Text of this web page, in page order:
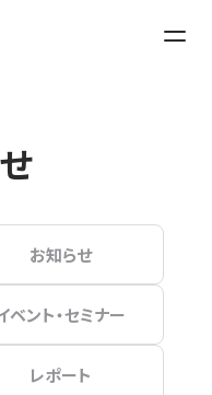
お知らせ
ベント・セミナー
レポート